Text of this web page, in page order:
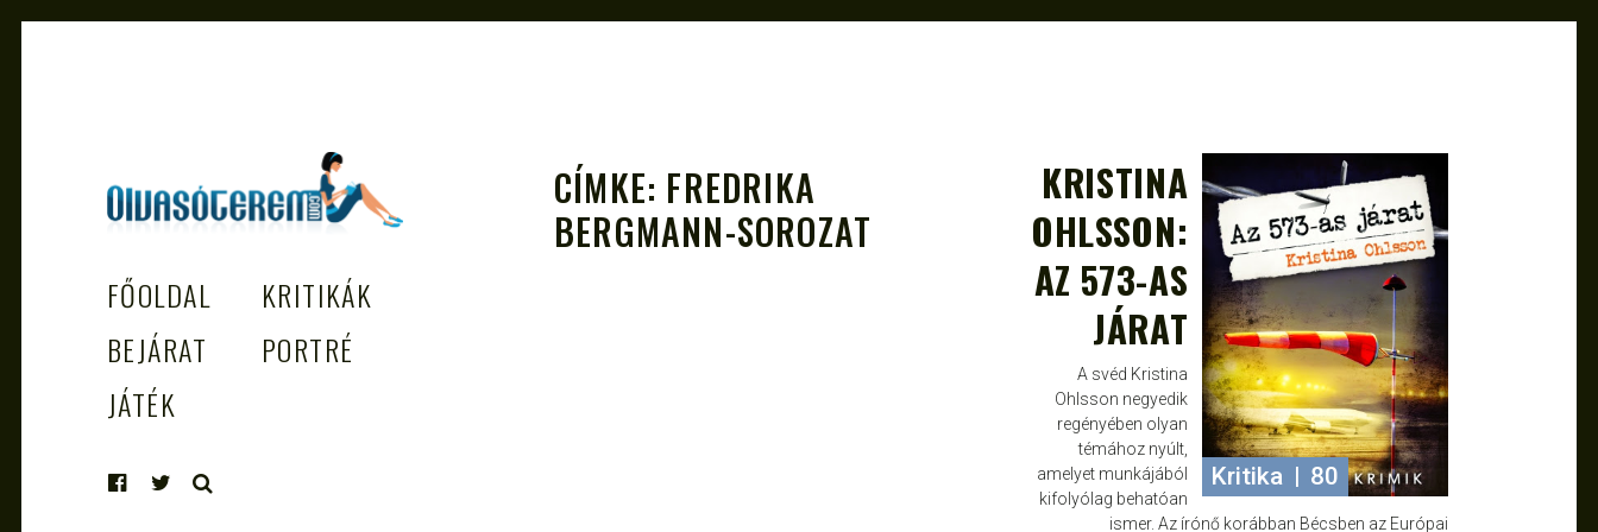
EGÉSZSÉGES OLVASÁS TÁMOGATÓJA
FŐOLDAL
KRITIKÁK
BEJÁRAT
PORTRÉ
JÁTÉK
CÍMKE: FREDRIKA
BERGMANN-SOROZAT
ROBERTO
OKT 7, 2014
Kritika 80
KRISTINA
OHLSSON:
AZ 573-AS
JÁRAT
A svéd Kristina
Ohlsson negyedik
regényében olyan
témához nyúlt,
amelyet munkájából
kifolyólag behatóan
ismer. Az írónő korábban Bécsben az Európai